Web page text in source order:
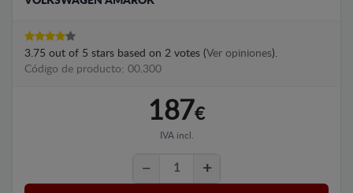
3.75 out of 5 stars based on 2 votes (Ver opiniones).
Código de producto: 00.300
187€
IVA incl.